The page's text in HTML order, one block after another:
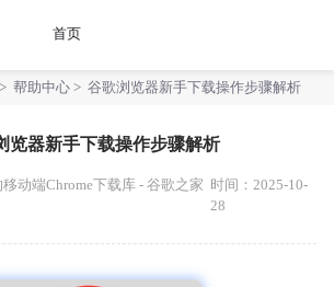
首页
> 帮助中心 > 谷歌浏览器新手下载操作步骤解析
览器新手下载操作步骤解析
动端Chrome下载库 - 谷歌之家 时间：2025-10-
28